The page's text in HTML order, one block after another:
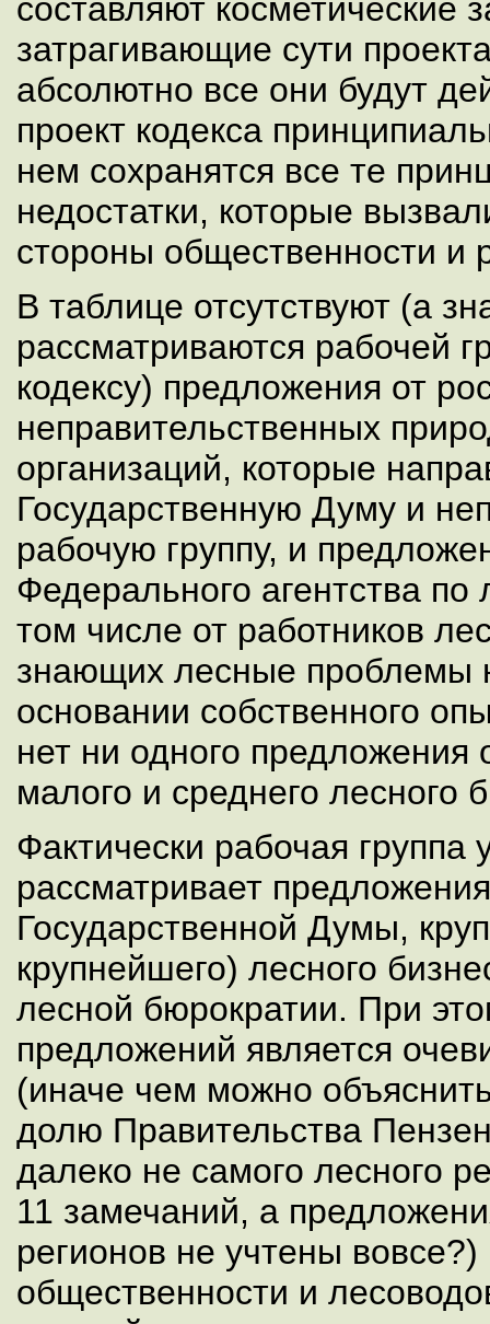
составляют косметические
затрагивающие сути
абсолютно все они будут
проект кодекса
нем сохранятся все те
недостатки, которые
стороны общественности и
В таблице отсутствуют (а
рассматриваются рабочей
кодексу) предложения от
неправительственных
организаций, которые
Государственную Думу и
рабочую группу, и
Федерального агентства по
том числе от работников
знающих лесные проблемы
основании собственного
нет ни одного предложения
малого и среднего лесного
Фактически рабочая группа
рассматривает
Государственной Думы,
крупнейшего) лесного
лесной бюрократии. При
предложений является
(иначе чем можно
долю Правительства
далеко не самого лесного
11 замечаний, а
регионов не учтены
общественности и